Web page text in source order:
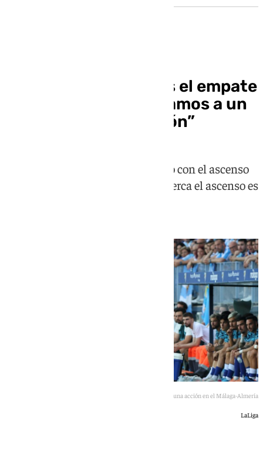
Funes, optimista tras el empate
ante el Almería: “Estamos a un
gol de Primera División”
El técnico lojeño habla ilusionado con el ascenso
tras el empate y opina que tener cerca el ascenso es
Funes protesta una acción en el Málaga-Almería
LaLiga